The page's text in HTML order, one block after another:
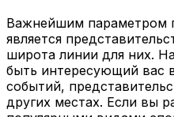
Важнейшим параметром
является
широта линии для них.
быть интересующий вас
событий,
других местах. Если вы